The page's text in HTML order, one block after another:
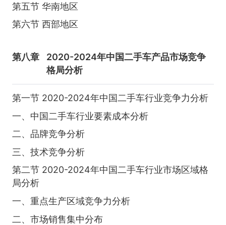
第五节 华南地区
第六节 西部地区
第八章
2020-2024年中国二手车产品市场竞争
格局分析
第一节 2020-2024年中国二手车行业竞争力分析
一、中国二手车行业要素成本分析
二、品牌竞争分析
三、技术竞争分析
第二节 2020-2024年中国二手车行业市场区域格
局分析
一、重点生产区域竞争力分析
二、市场销售集中分布